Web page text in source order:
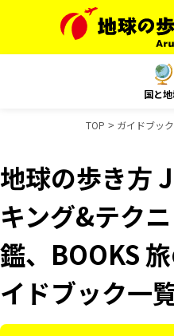
国と
TOP ガイドブック
地球の歩き方
キング&テク
鑑、BOOKS
イドブック一